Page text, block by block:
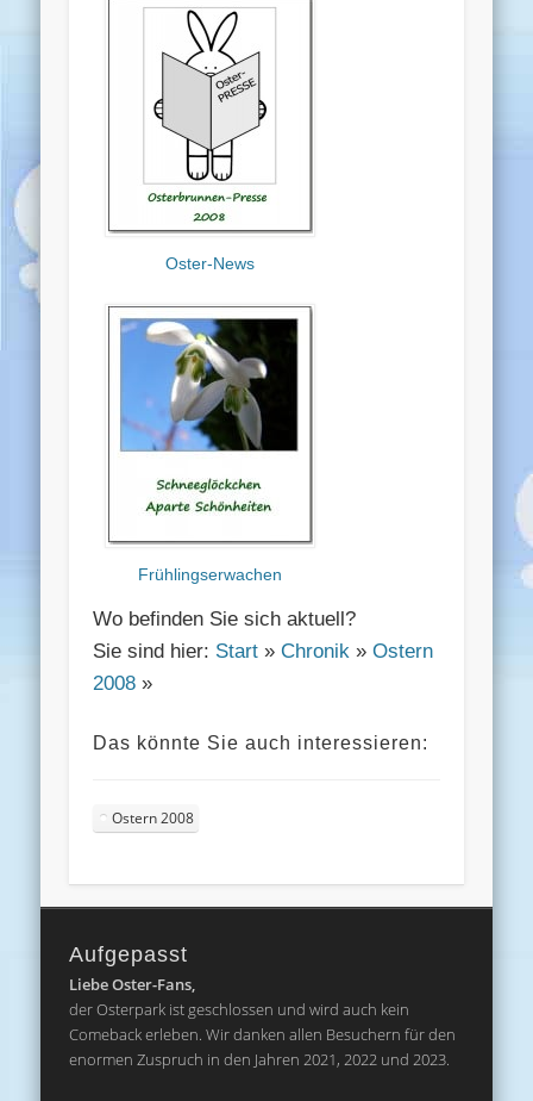
Oster-News
Frühlingserwachen
Wo befinden Sie sich aktuell?
Sie sind hier: Start »Chronik »Ostern
2008 »
Das könnte Sie auch interessieren:
Ostern 2008
Aufgepasst
Liebe Oster-Fans,
der Osterpark ist geschlossen und wird auch kein
Comeback erleben. Wir danken allen Besuchern für den
enormen Zuspruch in den Jahren 2021, 2022 und 2023.